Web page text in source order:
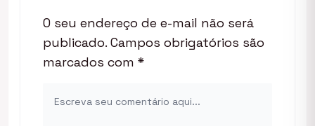
O seu endereço de e-mail não será
publicado. Campos obrigatórios são
marcados com *